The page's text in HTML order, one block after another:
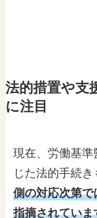
法的措置や支
に注目
現在、労働基
じた法的手続
側の対応次第
指摘されていま